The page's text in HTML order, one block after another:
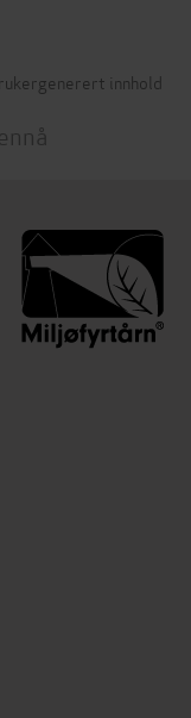
innhold